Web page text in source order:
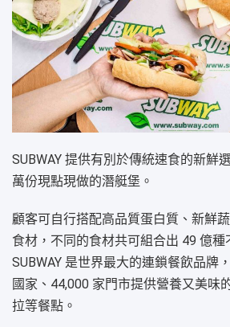
SUBWAY 提供有別於傳統速食的新鮮
萬份現點現做的潛艇堡。
顧客可自行搭配高品質蛋白質、新鮮
食材，不同的食材共可組合出 49 億種
SUBWAY 是世界最大的連鎖餐飲品牌
國家、44,000 家門市提供營養又美味
拉等餐點。